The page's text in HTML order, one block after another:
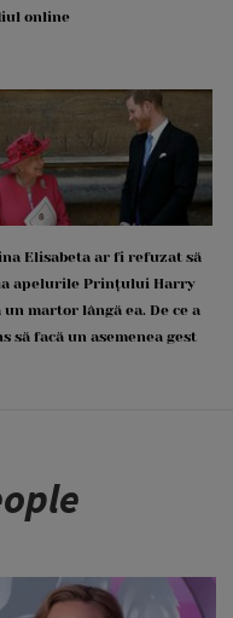
online
Elisabeta ar fi refuzat să
apelurile Prințului Harry
martor lângă ea. De ce a
să facă un asemenea gest